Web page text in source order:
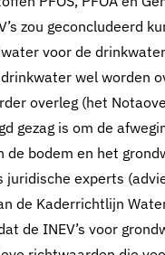
landbouw
zou geconcludeerd
voor de
wel worden
overleg (het
gezag is om de
bodem en het
experts
de Kaderrichtlijn
de INEV’s voor